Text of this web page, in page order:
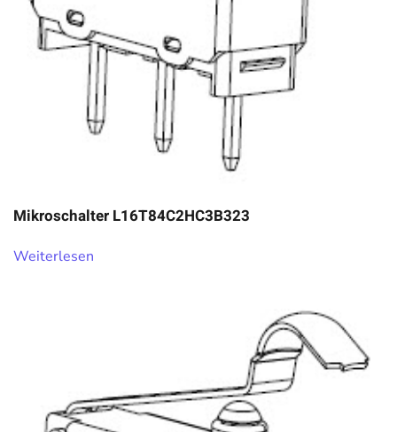
Mikroschalter L16T84C2HC3B323
Weiterlesen